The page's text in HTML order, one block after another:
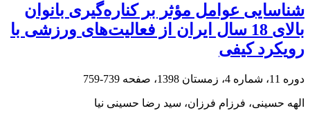
شناسایی عوامل مؤثر بر کناره‌گیری بانوان
بالای 18 سال ایران از فعالیت‌های‌ ورزشی با
رویکرد کیفی
دوره 11، شماره 4، زمستان 1398، صفحه 739-759
الهه حسینی، فرزام فرزان، سید رضا حسینی نیا